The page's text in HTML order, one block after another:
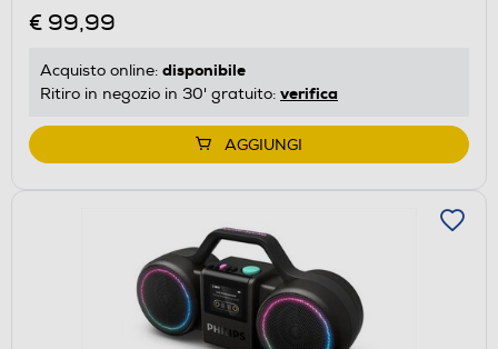
€ 99,99
Acquisto online: disponibile
Ritiro in negozio in 30' gratuito: verifica
AGGIUNGI